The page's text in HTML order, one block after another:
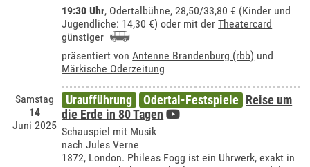
19:30 Uhr, Odertalbühne, 28,50/33,80 € (Kinder und
Jugendliche: 14,30 €) oder mit derTheatercard
günstiger
präsentiert vonAntenne Brandenburg (rbb) und
Märkische Oderzeitung
Samstag
14
Juni 2025
Uraufführung Odertal-Festspiele Reise um
die Erde in 80 Tagen
Schauspiel mit Musik
nach Jules Verne
1872, London. Phileas Fogg ist ein Uhrwerk, exakt in